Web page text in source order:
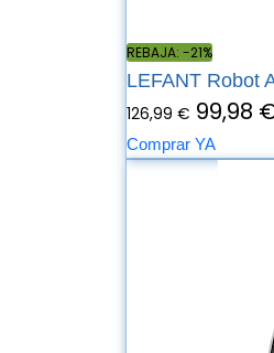
REBAJA: -21%
LEFANT Robot
126,99 € 99,98
Comprar YA